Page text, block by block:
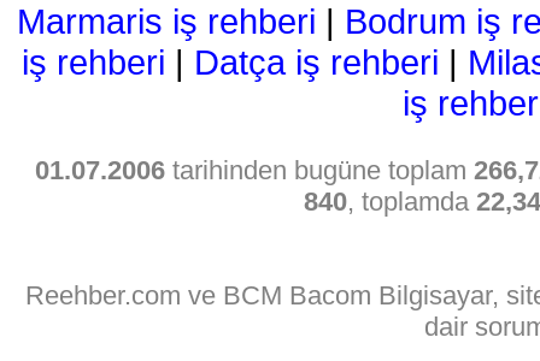
Marmaris iş rehberi | Bodrum iş
iş rehberi | Datça iş rehberi |
iş
01.07.2006 tarihinden bugüne toplam
840, toplamda
Reehber.com ve BCM Bacom Bilgisayar,
dair